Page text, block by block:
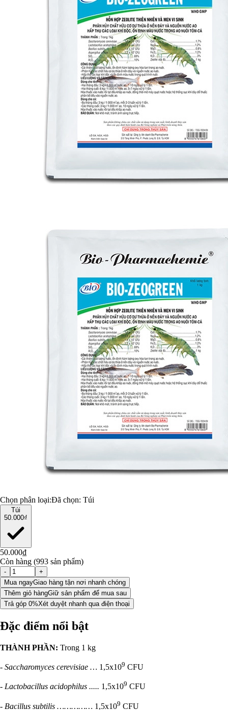
Chọn phân loại:Đã chọn: Túi
Túi
50.000₫
50.000₫
Còn hàng (993 sản phẩm)
-
+
Mua ngayGiao hàng tận nơi nhanh chóng
Thêm giỏ hàngGiữ sản phẩm để mua sau
Trả góp 0%Xét duyệt nhanh qua điện thoại
Đặc điểm nổi bật
THÀNH PHẦN: Trong 1 kg
- Saccharomyces cerevisiae … 1,5x109 CFU
- Lactobacillus acidophilus ..... 1,5x109 CFU
- Bacillus subtilis …………… 1,5x109 CFU